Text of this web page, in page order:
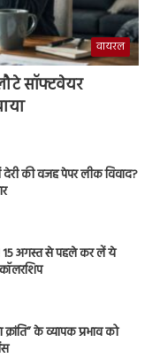
वायरल
सॉफ्टवेयर
की वजह पेपर लीक विवाद?
15 अगस्त से पहले कर लें ये
के व्यापक प्रभाव को